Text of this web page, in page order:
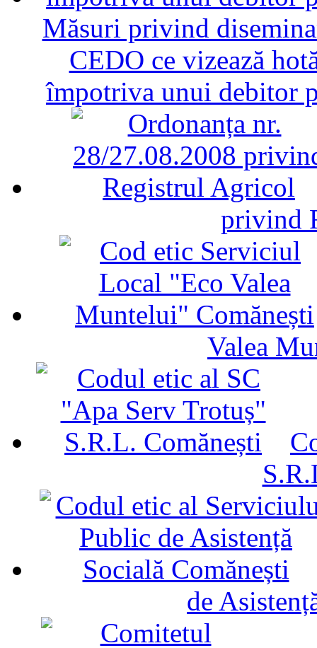
Măsuri privind
CEDO ce vizează
împotriva unui debitor
privind
Valea
de